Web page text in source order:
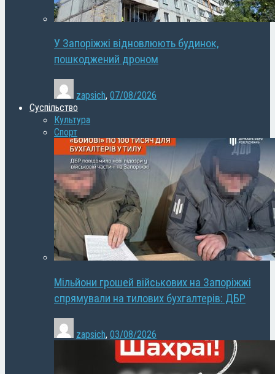
У Запоріжжі відновлюють будинок,
пошкоджений дроном
zapsich, 07/08/2026
Суспільство
Культура
Спорт
Мільйони грошей військових на Запоріжжі
спрямували на тилових бухгалтерів: ДБР
zapsich, 03/08/2026